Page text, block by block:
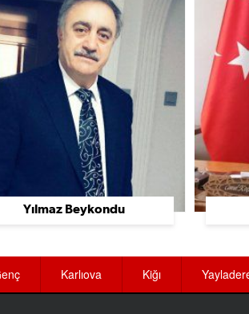
Yılmaz Beykondu
Karlıova Kiğı